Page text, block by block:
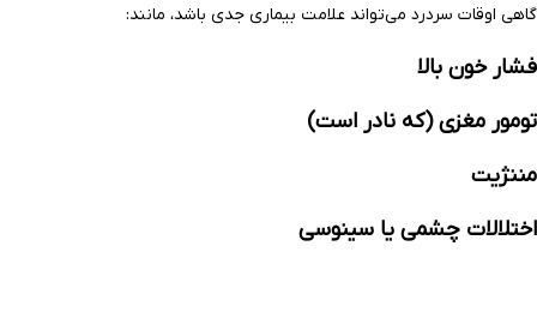
گاهی اوقات سردرد می‌تواند علامت بیماری جدی باشد، مانند:
فشار خون بالا
تومور مغزی(که نادر است)
مننژیت
اختلالات چشمی یا سینوسی